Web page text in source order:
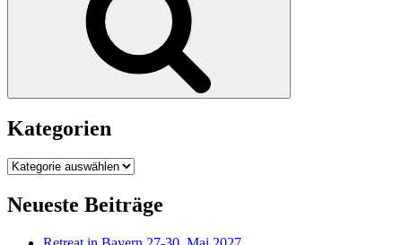
Kategorien
Kategorien
Neueste Beiträge